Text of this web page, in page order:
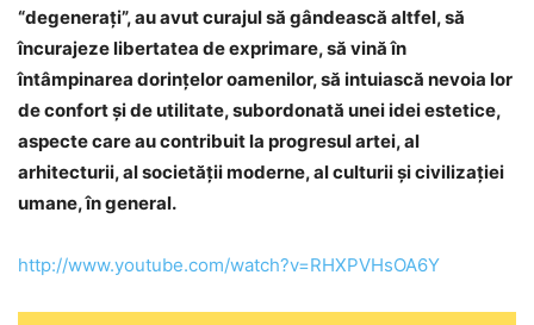
“degeneraţi”, au avut curajul să gândească altfel, să
încurajeze libertatea de exprimare, să vină în
întâmpinarea dorinţelor oamenilor, să intuiască nevoia lor
de confort şi de utilitate, subordonată unei idei estetice,
aspecte care au contribuit la progresul artei, al
arhitecturii, al societăţii moderne, al culturii şi civilizaţiei
umane, în general.
http://www.youtube.com/watch?v=RHXPVHsOA6Y